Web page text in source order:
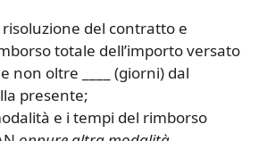
del contratto e
totale dell’importo versato
non oltre ____ (giorni) dal
presente;
e i tempi del rimborso